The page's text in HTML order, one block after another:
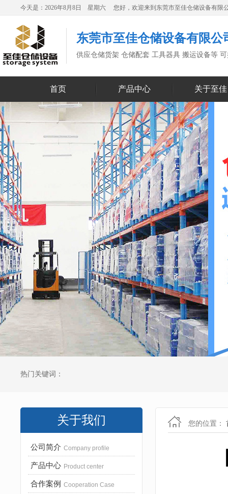
今天是：2026年8月8日 星期六 您好，欢迎来到东莞市至佳仓储设备有限
东莞市至佳仓储设备有限公
供应仓储货架 仓储配套 工具器具 搬运设备等
首页 产品中心 关于至佳
热门关键词：
关于我们
公司简介 Company profile
产品中心 Product center
合作案例 Cooperation Case
您的位置：